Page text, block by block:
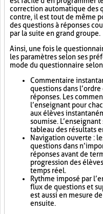
correction automatique des
contre, il est tout de même
des questions à réponses
par la suite en grand groupe.
Ainsi, une fois le
les paramètres selon ses
mode du questionnaire
Commentaire
questions dans
réponses. Les
l’enseignant pour
aux élèves
soumise.
tableau des résultats
Navigation ouverte :
questions dans
réponses avant de
progression des
temps réel.
Rythme imposé par
flux de questions et
est aussi en mesure
ensuite.